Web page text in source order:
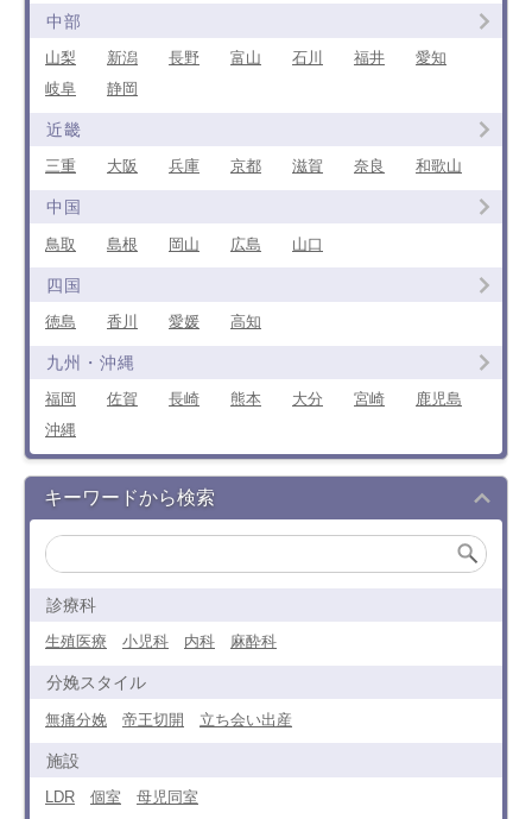
中部
山梨 新潟 長野 富山 石川 福井
愛知
岐阜
静岡
近畿
三重 大阪 兵庫 京都 滋賀 奈良 和歌山
中国
鳥取 島根 岡山 広島 山口
四国
徳島 香川 愛媛 高知
九州・沖縄
福岡 佐賀 長崎 熊本 大分 宮崎
鹿児島
沖縄
キーワードから検索
診療科
生殖医療 小児科 内科 麻酔科
分娩スタイル
無痛分娩 帝王切開 立ち会い出産
施設
LDR 個室 母児同室